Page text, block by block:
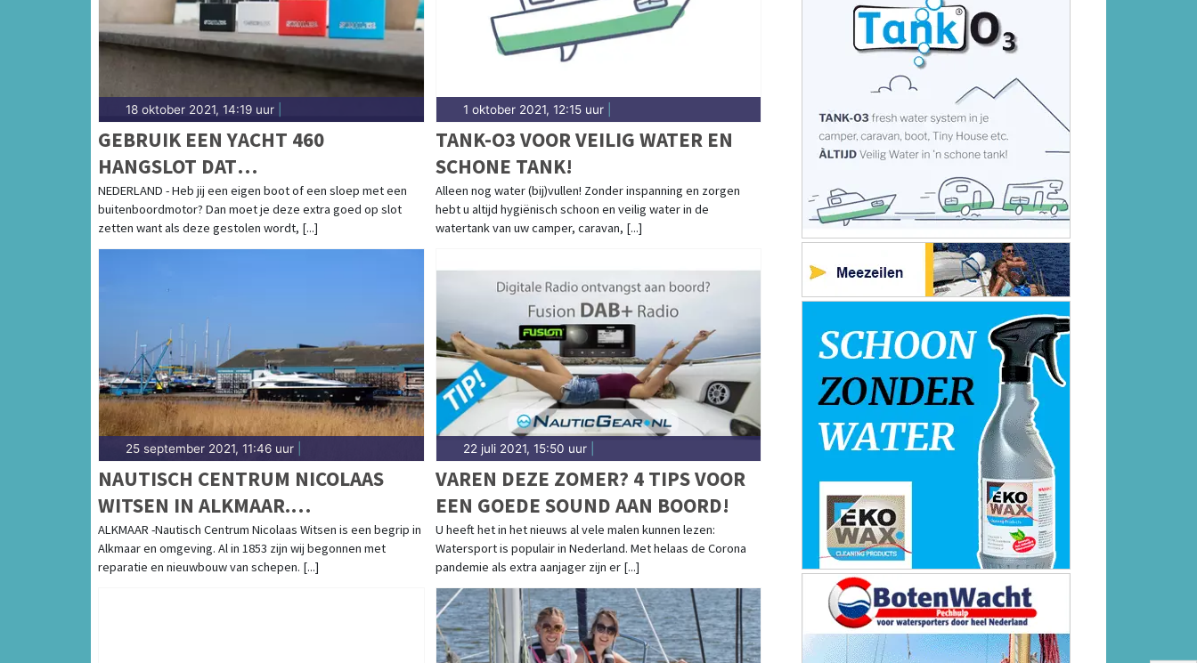
18 oktober 2021, 14:19 uur
GEBRUIK EEN YACHT 460
HANGSLOT DAT
ZEEWATERBESTENDIG IS OM JE
BUITENBOORDMOTOR OPTIMAAL
TE BEVEILIGEN
NEDERLAND - Heb jij een eigen boot of een sloep met een
buitenboordmotor? Dan moet je deze extra goed op slot
zetten want als deze gestolen wordt, [...]
1 oktober 2021, 12:15 uur|
TANK-O3 VOOR VEILIG WATER EN
SCHONE TANK!
Alleen nog water (bij)vullen! Zonder inspanning en zorgen
hebt u altijd hygiënisch schoon en veilig water in de
watertank van uw camper, caravan, [...]
25 september 2021, 11:46 uur
NAUTISCH CENTRUM NICOLAAS
WITSEN IN ALKMAAR.
TOTAALPAKKET VOOR DE
WATERSPORT.
ALKMAAR -Nautisch Centrum Nicolaas Witsen is een begrip in
Alkmaar en omgeving. Al in 1853 zijn wij begonnen met
reparatie en nieuwbouw van schepen. [...]
22 juli 2021, 15:50 uur|
VAREN DEZE ZOMER? 4 TIPS VOOR
EEN GOEDE SOUND AAN BOORD!
U heeft het in het nieuws al vele malen kunnen lezen:
Watersport is populair in Nederland. Met helaas de Corona
pandemie als extra aanjager zijn er [...]